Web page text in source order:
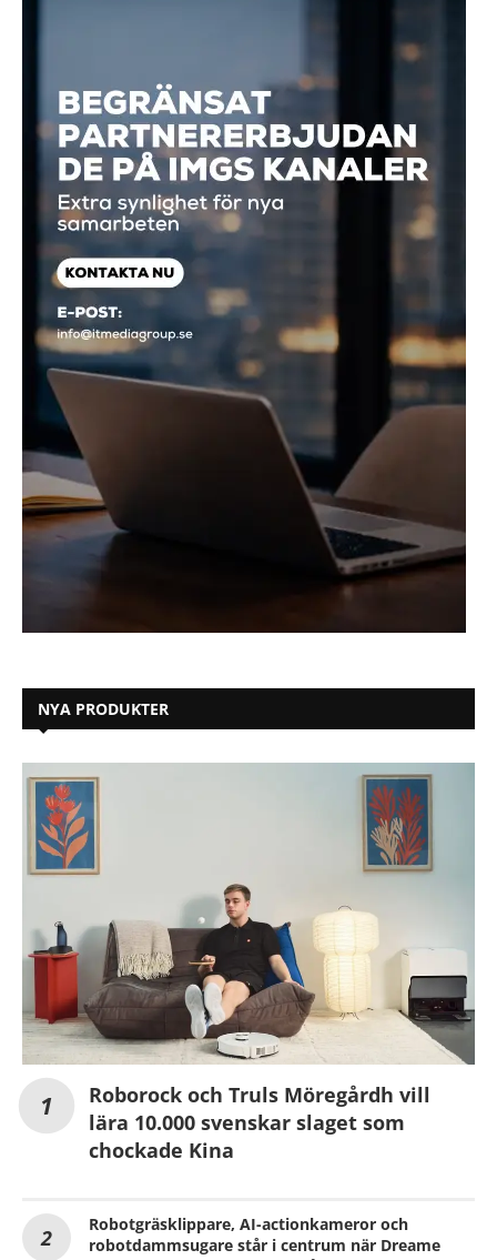
NYA PRODUKTER
Roborock och Truls Möregårdh vill
lära 10.000 svenskar slaget som
chockade Kina
Robotgräsklippare, AI-actionkameror och
robotdammsugare står i centrum när Dreame